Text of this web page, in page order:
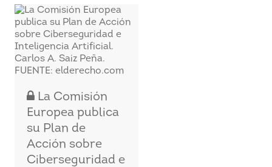
La Comisión
Europea publica
su Plan de
Acción sobre
Ciberseguridad e